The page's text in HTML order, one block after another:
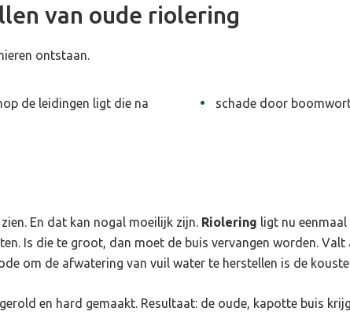
van oude riolering
ontstaan.
de leidingen ligt die na
schade door
En dat kan nogal moeilijk zijn. Riolering ligt nu
Is die te groot, dan moet de buis vervangen worden. Valt
om de afwatering van vuil water te herstellen is de
en hard gemaakt. Resultaat: de oude, kapotte buis